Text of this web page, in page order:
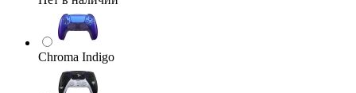
Chroma Indigo